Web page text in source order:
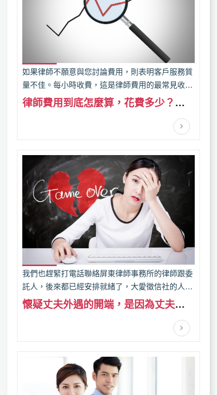
如果律師不願意與您討論費用，則表明客戶服務質
量不佳。每小時收費，這是律師費用的最常見收費
方式。大愛徵信社說，在此過程中，需要仔細記錄
庭上提供信息以及與客戶案件有關的其他任務的所
有時間。在案件開始之前，委託人和律師將就小時
律師費用到底怎麼算，花費多少？大
我們也趕緊打電話聯絡屏東律師事務所的律師跟委
託人，後來都已經安排就緒了，大愛徵信社的人員
與警方也要準備進入旅館外遇抓姦 ，果然偷情的兩
所有的畫面，也收集現場所有的證物，委託人也在
懷疑丈夫外遇的開端，是因為丈夫的